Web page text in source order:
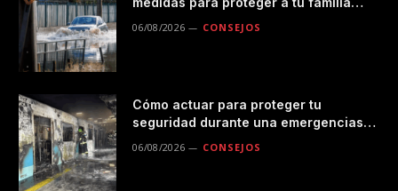
06/08/2026 CONSEJOS
Cómo actuar para proteger tu
seguridad durante una emergencias
06/08/2026 CONSEJOS